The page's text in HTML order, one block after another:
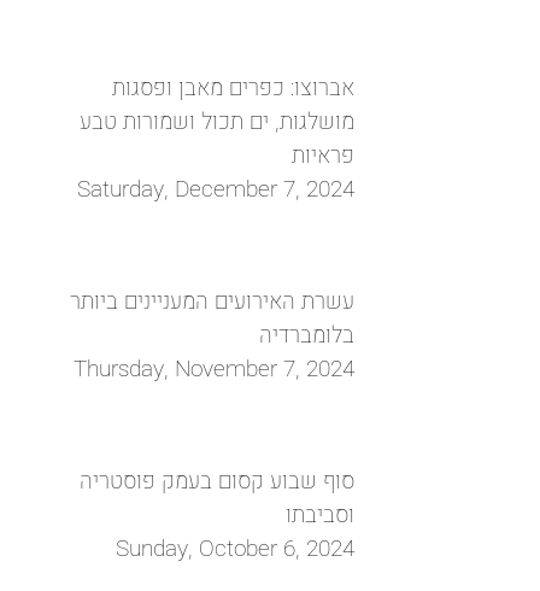
אברוצו: כפרים מאבן ופסגות
מושלגות, ים תכול ושמורות טבע
פראיות
Saturday, December 7, 2024
עשרת האירועים המעניינים ביותר
בלומברדיה
Thursday, November 7, 2024
סוף שבוע קסום בעמק פוסטריה
וסביבתו
Sunday, October 6, 2024